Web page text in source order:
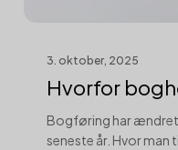
3. oktober, 2025
Hvorfor
cloud-løsn...
Bogføring har ændret
seneste år. Hvor man